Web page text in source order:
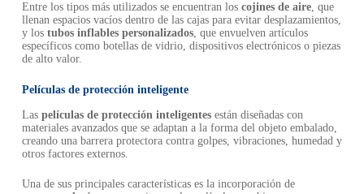
Entre los tipos más utilizados se encuentran los cojines de aire, que
llenan espacios vacíos dentro de las cajas para evitar desplazamientos,
y los tubos inflables personalizados, que envuelven artículos
específicos como botellas de vidrio, dispositivos electrónicos o piezas
de alto valor.
Películas de protección inteligente
Las películas de protección inteligentesestán diseñadas con
materiales avanzados que se adaptan a la forma del objeto embalado,
creando una barrera protectora contra golpes, vibraciones, humedad y
otros factores externos.
Una de sus principales características es la incorporación de